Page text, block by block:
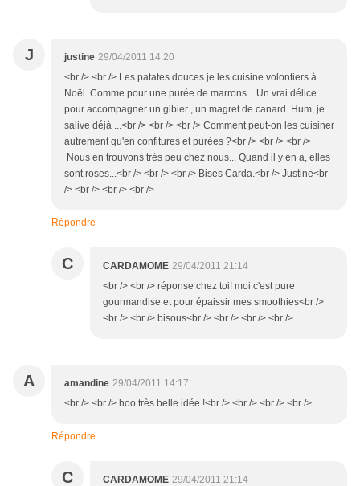
J justine 29/04/2011 14:20
<br /> <br /> Les patates douces je les cuisine volontiers à
Noël..Comme pour une purée de marrons... Un vrai délice
pour accompagner un gibier , un magret de canard. Hum, je
salive déjà ...<br /> <br /> <br /> Comment peut-on les cuisiner
autrement qu'en confitures et purées ?<br /> <br /> <br />
Nous en trouvons très peu chez nous... Quand il y en a, elles
sont roses...<br /> <br /> <br /> Bises Carda.<br /> Justine<br
/> <br /> <br /> <br />
Répondre
C CARDAMOME 29/04/2011 21:14
<br /> <br /> réponse chez toi! moi c'est pure
gourmandise et pour épaissir mes smoothies<br />
<br /> <br /> bisous<br /> <br /> <br /> <br />
A amandine 29/04/2011 14:17
<br /> <br /> hoo très belle idée !<br /> <br /> <br /> <br />
Répondre
C CARDAMOME 29/04/2011 21:14